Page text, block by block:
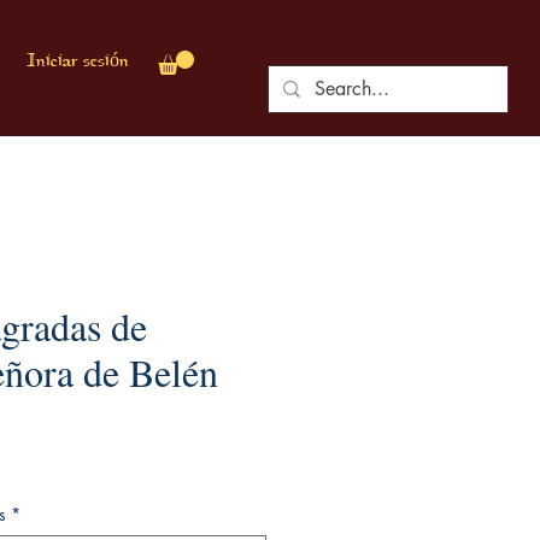
Iniciar sesión
de
de Belén
*